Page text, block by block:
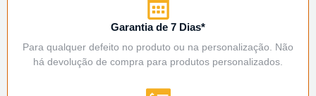
Garantia de 7 Dias*
Para qualquer defeito no produto ou na personalização. Não
há devolução de compra para produtos personalizados.